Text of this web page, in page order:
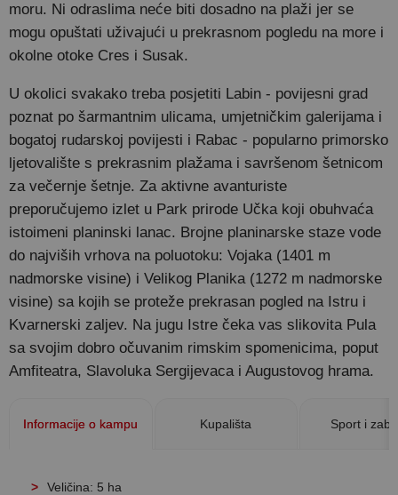
moru. Ni odraslima neće biti dosadno na plaži jer se
mogu opuštati uživajući ​​u prekrasnom pogledu na more i
okolne otoke Cres i Susak.
U okolici svakako treba posjetiti Labin - povijesni grad
poznat po šarmantnim ulicama, umjetničkim galerijama i
bogatoj rudarskoj povijesti i Rabac - popularno primorsko
ljetovalište s prekrasnim plažama i savršenom šetnicom
za večernje šetnje. Za aktivne avanturiste
preporučujemo izlet u Park prirode Učka koji obuhvaća
istoimeni planinski lanac. Brojne planinarske staze vode
do najviših vrhova na poluotoku: Vojaka (1401 m
nadmorske visine) i Velikog Planika (1272 m nadmorske
visine) sa kojih se proteže prekrasan pogled na Istru i
Kvarnerski zaljev. Na jugu Istre čeka vas slikovita Pula
sa svojim dobro očuvanim rimskim spomenicima, poput
Amfiteatra, Slavoluka Sergijevaca i Augustovog hrama.
Informacije o kampu Kupališta Sport i
Veličina: 5 ha